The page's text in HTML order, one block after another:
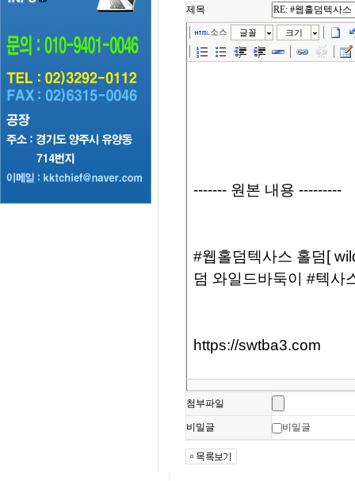
제목
소스 글꼴 크기
첨부파일
비밀글 비밀글